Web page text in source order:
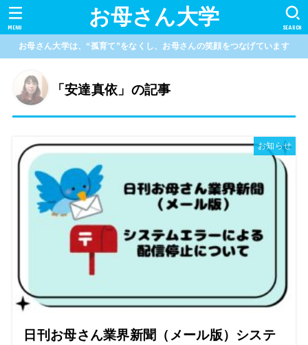
お母さん大学 SEARCH
MENU
お母さん大学は、“孤育て”をなくし、お母さんの笑顔をつなげています
「安達真依」の記事
お知らせ
日刊お母さん業界新聞（メール版）システ